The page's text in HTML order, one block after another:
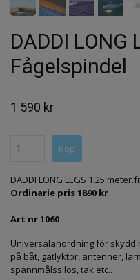
DADDI LONG
Fågelspindel
1 590 kr
DADDI LONG LEGS 1,25
Ordinarie pris 1890 kr
Art nr 1060
Universalanordning för
på båt, gatlyktor, antenner,
spannmålssilos, tak etc..